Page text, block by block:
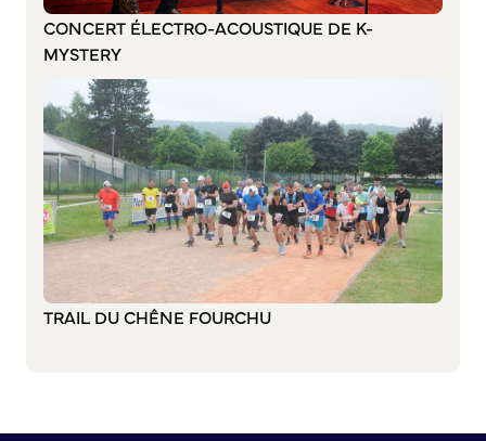
CONCERT ÉLECTRO-ACOUSTIQUE DE K-
MYSTERY
TRAIL DU CHÊNE FOURCHU
Annuaire des équipements de sport et de loisirs
Annuaire des clubs sportifs
Mise à jour de l’annuaire des clubs sportifs
Caudebec Rando
Champions de demain
International
Les jumelages
PARTICIPER – IMAGINER DEMAIN